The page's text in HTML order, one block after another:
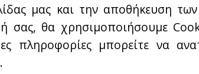
μας και την αποθήκευση
σας, θα χρησιμοποιήσουμε
πληροφορίες μπορείτε να
.